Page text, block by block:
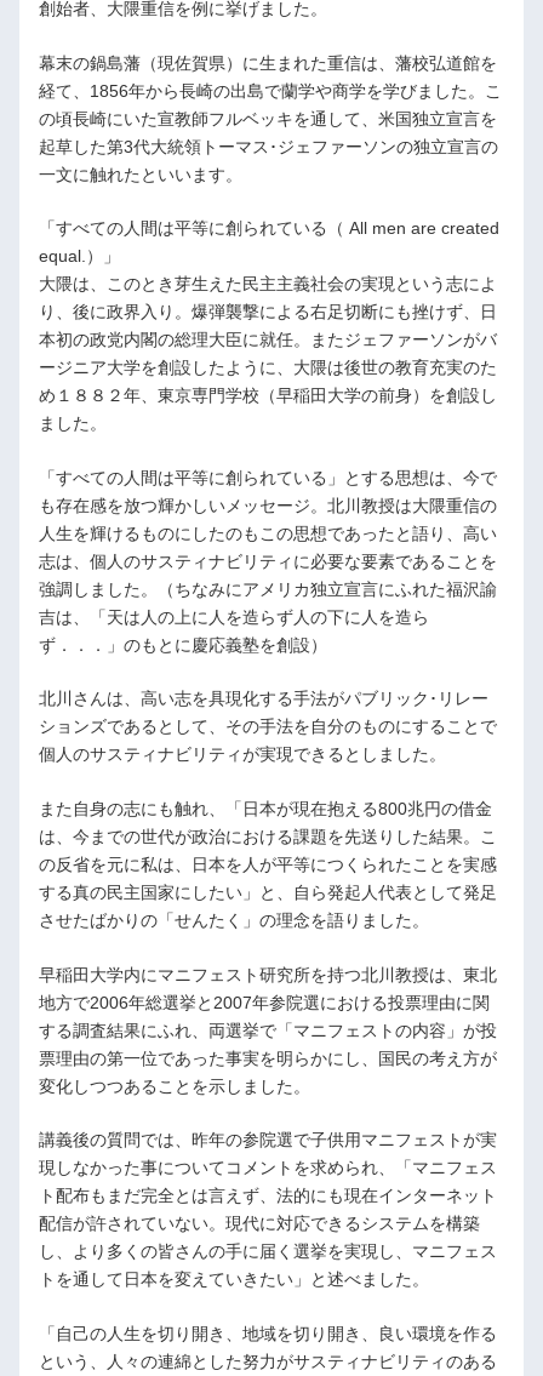
創始者、大隈重信を例に挙げました。
幕末の鍋島藩（現佐賀県）に生まれた重信は、藩校弘道館を
経て、1856年から長崎の出島で蘭学や商学を学びました。こ
の頃長崎にいた宣教師フルベッキを通して、米国独立宣言を
起草した第3代大統領トーマス･ジェファーソンの独立宣言の
一文に触れたといいます。
「すべての人間は平等に創られている（ All men are created
equal.）」
大隈は、このとき芽生えた民主主義社会の実現という志によ
り、後に政界入り。爆弾襲撃による右足切断にも挫けず、日
本初の政党内閣の総理大臣に就任。またジェファーソンがバ
ージニア大学を創設したように、大隈は後世の教育充実のた
め１８８２年、東京専門学校（早稲田大学の前身）を創設し
ました。
「すべての人間は平等に創られている」とする思想は、今で
も存在感を放つ輝かしいメッセージ。北川教授は大隈重信の
人生を輝けるものにしたのもこの思想であったと語り、高い
志は、個人のサスティナビリティに必要な要素であることを
強調しました。（ちなみにアメリカ独立宣言にふれた福沢諭
吉は、「天は人の上に人を造らず人の下に人を造ら
ず．．．」のもとに慶応義塾を創設）
北川さんは、高い志を具現化する手法がパブリック･リレー
ションズであるとして、その手法を自分のものにすることで
個人のサスティナビリティが実現できるとしました。
また自身の志にも触れ、「日本が現在抱える800兆円の借金
は、今までの世代が政治における課題を先送りした結果。こ
の反省を元に私は、日本を人が平等につくられたことを実感
する真の民主国家にしたい」と、自ら発起人代表として発足
させたばかりの「せんたく」の理念を語りました。
早稲田大学内にマニフェスト研究所を持つ北川教授は、東北
地方で2006年総選挙と2007年参院選における投票理由に関
する調査結果にふれ、両選挙で「マニフェストの内容」が投
票理由の第一位であった事実を明らかにし、国民の考え方が
変化しつつあることを示しました。
講義後の質問では、昨年の参院選で子供用マニフェストが実
現しなかった事についてコメントを求められ、「マニフェス
ト配布もまだ完全とは言えず、法的にも現在インターネット
配信が許されていない。現代に対応できるシステムを構築
し、より多くの皆さんの手に届く選挙を実現し、マニフェス
トを通して日本を変えていきたい」と述べました。
「自己の人生を切り開き、地域を切り開き、良い環境を作る
という、人々の連綿とした努力がサスティナビリティのある